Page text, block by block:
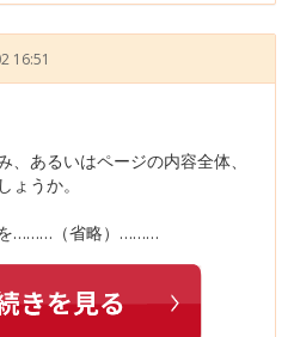
16:51
あるいはページの内容全体、
ょうか。
を………（省略）………